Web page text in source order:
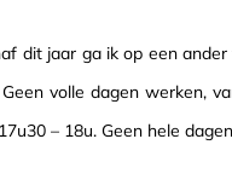
dit jaar ga ik op een
volle dagen werken,
– 18u. Geen hele